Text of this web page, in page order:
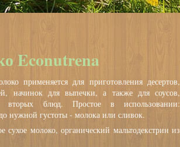
Econutrena
применяется для приготовления десертов,
начинок для выпечки, а также для соусов,
вторых блюд. Простое в использовании:
нужной густоты - молока или сливок.
сухое молоко, органический мальтодекстрин из